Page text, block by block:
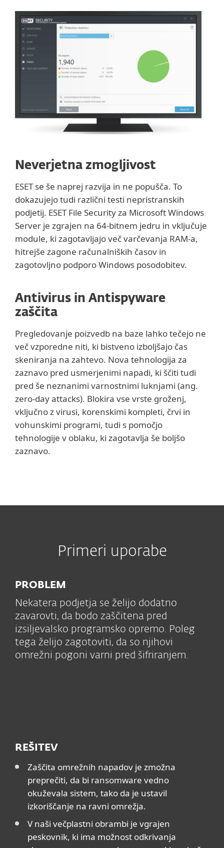
Neverjetna zmogljivost
ESET se še naprej razvija in ne popušča. To
dokazujejo tudi različni testi nepristranskih
podjetij. ESET File Security za Microsoft Windows
Server je zgrajen na 64-bitnem jedru in vključuje
module, ki zagotavljajo več varčevanja RAM-a,
hitrejše zagone računalniških časov in
zagotovljno podporo Windows posodobitev.
Antivirus in Antispyware
zaščita
Pregledovanje poizvedb na baze lahko tečejo ne
več vzporedne niti, ki bistveno izboljšajo čas
skeniranja na zahtevo. Nova tehnologija za
zaznavo pred usmerjenimi napadi, ki ščiti tudi
pred še neznanimi varnostnimi luknjami (ang.
zero-day attacks). Blokira vse vrste groženj,
vključno z virusi, korenskimi kompleti, črvi in
vohunskimi programi, tudi s pomočjo
tehnologije v oblaku, ki zagotavlja še boljšo
zaznavo.
Primeri uporabe
PROBLEM
Nekatera podjetja se želijo dodatno
zavarovti, da bodo zaščitena pred
izsiljevalsko programsko opremo. Poleg
tega želijo zagotoviti, da so njihovi
omrežni pogoni varni pred šifriranjem.
REŠITEV
Zaščita omrežnih napadov je zmožna
preprečiti, da bi ransomware vedno
okuževala sistem, tako da je ustavil
izkoriščanje na ravni omrežja.
V naši večplastni obrambi je vgrajen
peskovnik, ki ima možnost odkrivanja